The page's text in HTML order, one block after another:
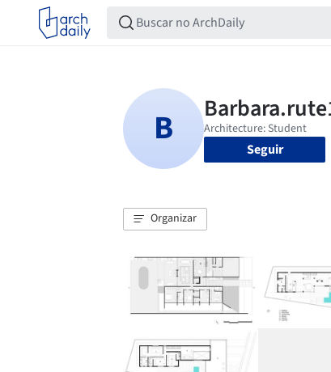
Seguir
Organizar